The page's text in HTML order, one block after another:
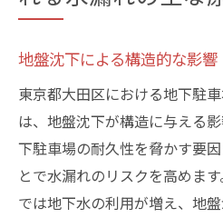
地盤沈下による構造的な影響
東京都大田区における地下駐
は、地盤沈下が構造に与える
下駐車場の耐久性を脅かす要
とで水漏れのリスクを高めま
では地下水の利用が増え、地